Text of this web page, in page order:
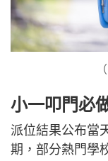
小一叩門必
派位結果公布當
期，部分熱門學